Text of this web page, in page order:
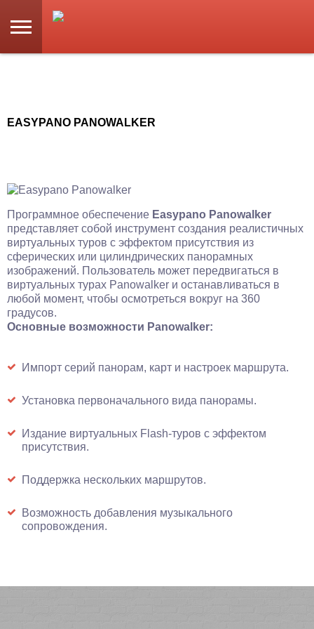
EASYPANO PANOWALKER
Программное обеспечение Easypano Panowalker
представляет собой инструмент создания реалистичных
виртуальных туров с эффектом присутствия из
сферических или цилиндрических панорамных
изображений. Пользователь может передвигаться в
виртуальных турах Panowalker и останавливаться в
любой момент, чтобы осмотреться вокруг на 360
градусов.
Основные возможности Panowalker:
Импорт серий панорам, карт и настроек маршрута.
Установка первоначального вида панорамы.
Издание виртуальных Flash-туров с эффектом
присутствия.
Поддержка нескольких маршрутов.
Возможность добавления музыкального
сопровождения.